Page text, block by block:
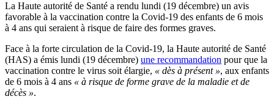
La Haute autorité de Santé a rendu lundi (19 décembre) un avis
favorable à la vaccination contre la Covid-19 des enfants de 6 mois
à 4 ans qui seraient à risque de faire des formes graves.
Face à la forte circulation de la Covid-19, la Haute autorité de Santé
(HAS) a émis lundi (19 décembre) une recommandation pour que la
vaccination contre le virus soit élargie, « dès à présent », aux enfants
de 6 mois à 4 ans « à risque de forme grave de la maladie et de
décès ».